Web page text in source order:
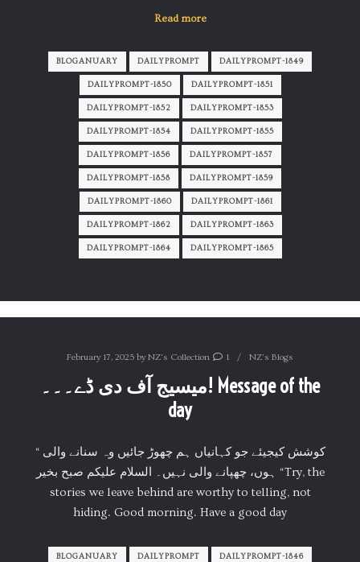
Read more
BLOGANUARY DAILYPROMPT DAILYPROMPT-1849
DAILYPROMPT-1850 DAILYPROMPT-1851
DAILYPROMPT-1852 DAILYPROMPT-1853
DAILYPROMPT-1854 DAILYPROMPT-1855
DAILYPROMPT-1856 DAILYPROMPT-1857
DAILYPROMPT-1858 DAILYPROMPT-1859
DAILYPROMPT-1860 DAILYPROMPT-1861
DAILYPROMPT-1862 DAILYPROMPT-1863
DAILYPROMPT-1864 DAILYPROMPT-1865
February 17, 2025byNZ's Collection 1 NZ's Blogs
میسیج آف دی ڈے۔۔۔! Message of the
day
“کوشش کیجیئے جو کہانیاں ہم چھوڑ جائیں وہ سنانے والی
ہوں، چھپانے والی نہیں۔ السلام علیکم صبح بخیر “Try, the
stories we leave behind are worthy to telling, not
hiding. Good morning. Have a good day
BLOGANUARY DAILYPROMPT DAILYPROMPT-1846